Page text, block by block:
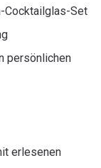
Cocktailglas-Set
persönlichen
erlesenen